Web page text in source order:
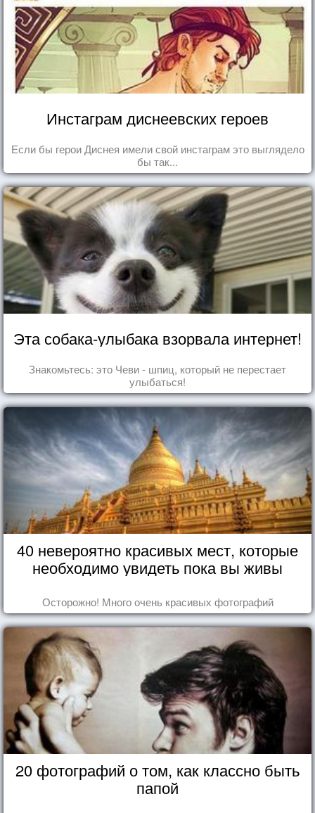
Инстаграм диснеевских героев
Если бы герои Диснея имели свой инстаграм это выглядело
бы так...
Эта собака-улыбака взорвала интернет!
Знакомьтесь: это Чеви - шпиц, который не перестает
улыбаться!
40 невероятно красивых мест, которые
необходимо увидеть пока вы живы
Осторожно! Много очень красивых фотографий
20 фотографий о том, как классно быть
папой